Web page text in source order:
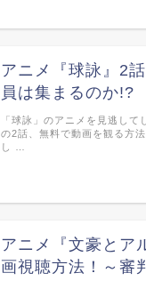
アニメ『球詠』2
員は集まるのか!?
「球詠」のアニメを見逃し
の2話、無料で動画を観る方
し …
アニメ『文豪とア
画視聴方法！～審